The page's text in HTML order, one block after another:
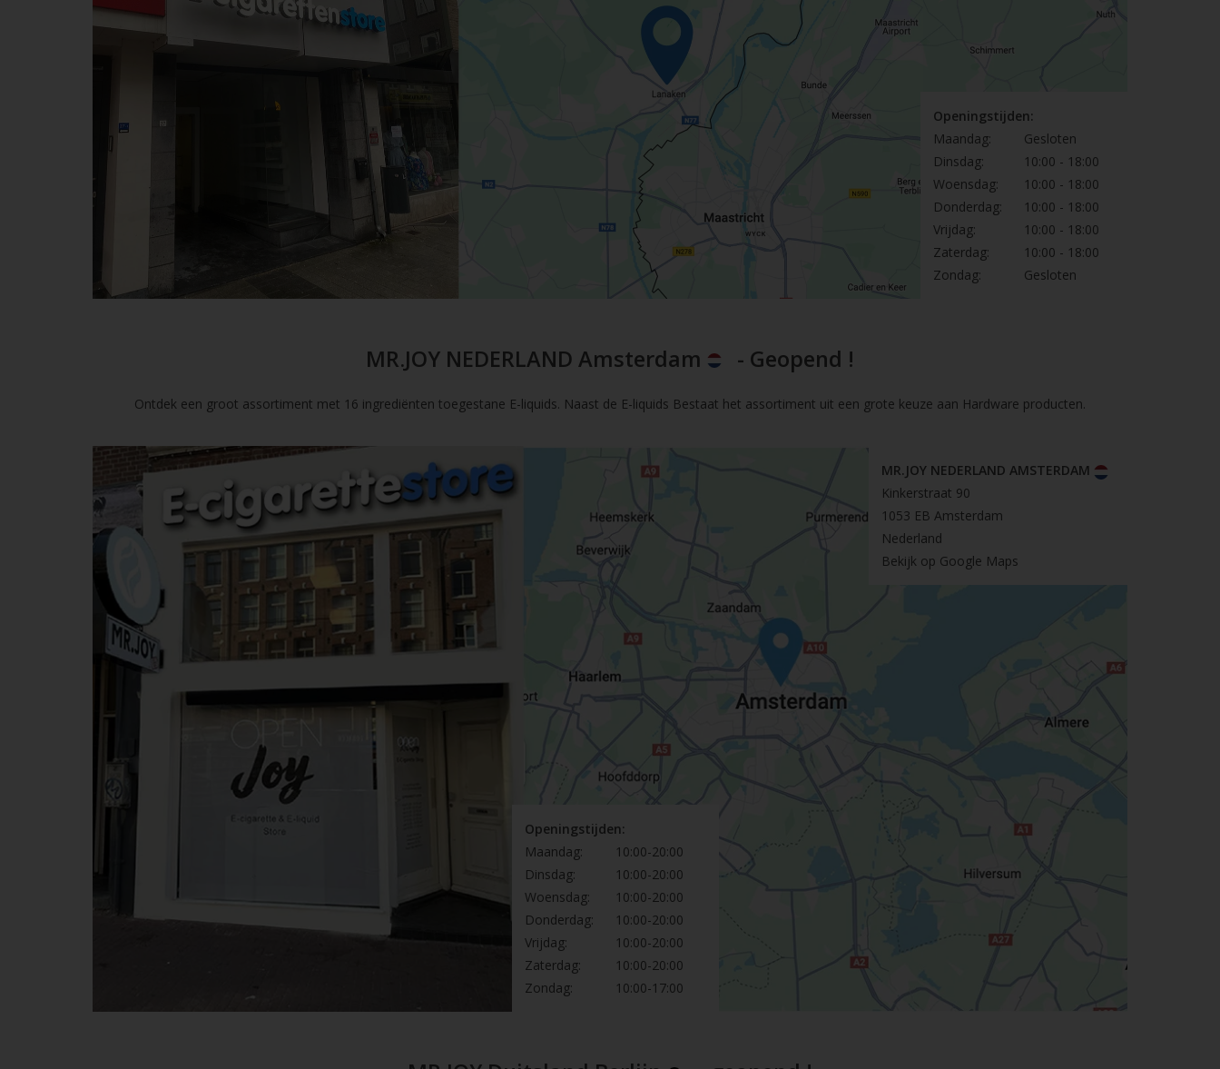
Openingstijden:
Maandag:
Gesloten
Dinsdag:
10:00 - 18:00
Woensdag:
10:00 - 18:00
Donderdag:
10:00 - 18:00
Vrijdag:
10:00 - 18:00
Zaterdag:
10:00 - 18:00
Zondag:
Gesloten
MR.JOY NEDERLAND Amsterdam - Geopend !
Ontdek een groot assortiment met 16 ingrediënten toegestane E-liquids. Naast de E-liquids Bestaat het assortiment uit een grote keuze aan Hardware producten.
MR.JOY NEDERLAND AMSTERDAM
Kinkerstraat 90
1053 EB Amsterdam
Nederland
Bekijk op Google Maps
Openingstijden:
Maandag:
10:00-20:00
Dinsdag:
10:00-20:00
Woensdag:
10:00-20:00
Donderdag:
10:00-20:00
Vrijdag:
10:00-20:00
Zaterdag:
10:00-20:00
Zondag:
10:00-17:00